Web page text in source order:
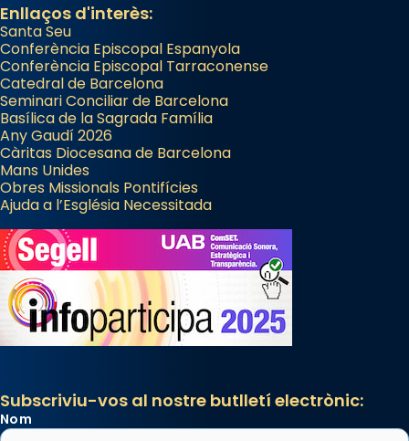
Enllaços d'interès:
Santa Seu
Conferència Episcopal Espanyola
Conferència Episcopal Tarraconense
Catedral de Barcelona
Seminari Conciliar de Barcelona
Basílica de la Sagrada Família
Any Gaudí 2026
Càritas Diocesana de Barcelona
Mans Unides
Obres Missionals Pontifícies
Ajuda a l’Església Necessitada
Subscriviu-vos al nostre butlletí electrònic:
Nom